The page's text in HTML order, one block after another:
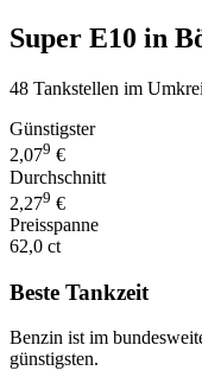
Super E10 in
48 Tankstellen im
Günstigster
2,079 €
Durchschnitt
2,279 €
Preisspanne
62,0 ct
Beste Tankzeit
Benzin ist im
günstigsten.